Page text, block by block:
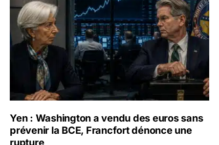
Yen : Washington a vendu des euros sans
prévenir la BCE, Francfort dénonce une